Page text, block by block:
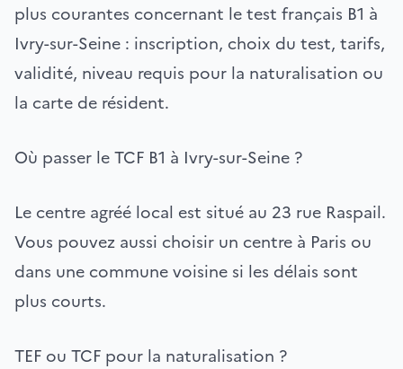
plus courantes concernant le test français B1 à
Ivry-sur-Seine : inscription, choix du test, tarifs,
validité, niveau requis pour la naturalisation ou
la carte de résident.
Où passer le TCF B1 à Ivry-sur-Seine ?
Le centre agréé local est situé au 23 rue Raspail.
Vous pouvez aussi choisir un centre à Paris ou
dans une commune voisine si les délais sont
plus courts.
TEF ou TCF pour la naturalisation ?